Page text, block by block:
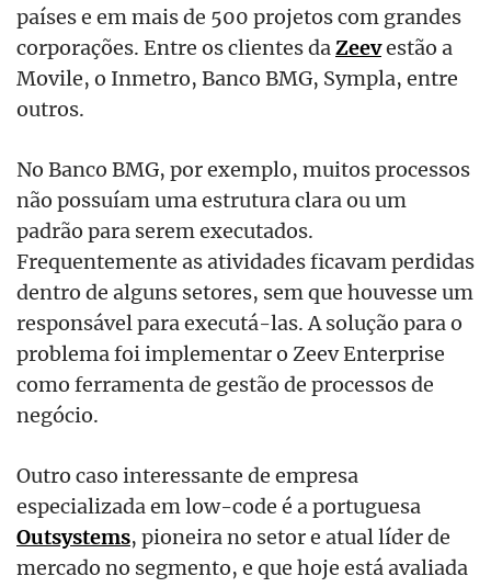
países e em mais de 500 projetos com grandes
corporações. Entre os clientes da Zeevestão a
Movile, o Inmetro, Banco BMG, Sympla, entre
outros.
No Banco BMG, por exemplo, muitos processos
não possuíam uma estrutura clara ou um
padrão para serem executados.
Frequentemente as atividades ficavam perdidas
dentro de alguns setores, sem que houvesse um
responsável para executá-las. A solução para o
problema foi implementar o Zeev Enterprise
como ferramenta de gestão de processos de
negócio.
Outro caso interessante de empresa
especializada em low-code é a portuguesa
Outsystems, pioneira no setor e atual líder de
mercado no segmento, e que hoje está avaliada